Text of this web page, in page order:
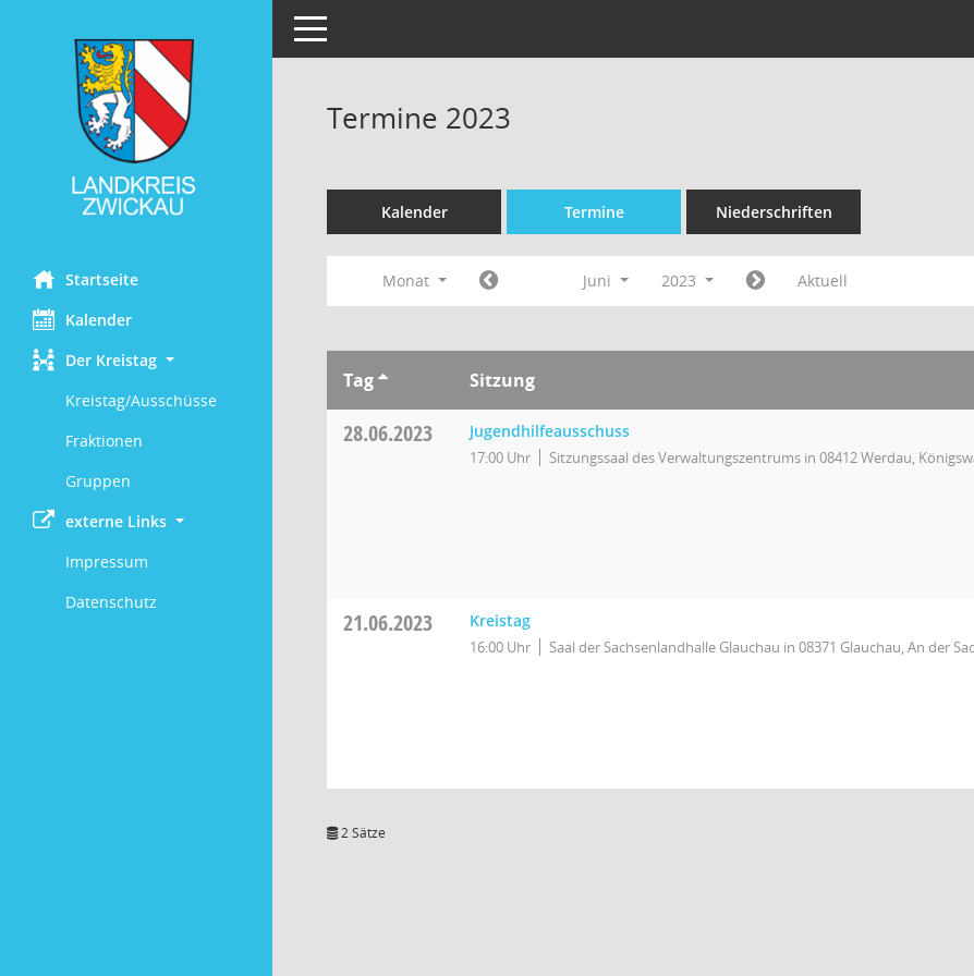
Startseite
Kalender
Der Kreistag
Kreistag/Ausschüsse
Fraktionen
Gruppen
externe Links
Impressum
Datenschutz
Toggle navigation
Termine 2023
Kalender Termine Niederschriften
Monat Juni 2023 Aktuell
Tag Sitzung
28.06.2023 Jugendhilfeausschuss
17:00 Uhr Sitzungssaal des Verwaltungszentrums in 08412 Werdau,
21.06.2023 Kreistag
16:00 Uhr Saal der Sachsenlandhalle Glauchau in 08371 Glauchau, An der
2 Sätze